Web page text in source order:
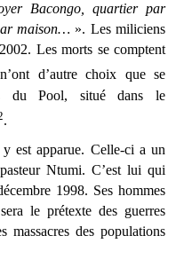
Bacongo, quartier par
maison… ». Les miliciens
Les morts se comptent
d’autre choix que se
du Pool, situé dans le
.
est apparue. Celle-ci a un
Ntumi. C’est lui qui
1998. Ses hommes
le prétexte des guerres
des populations